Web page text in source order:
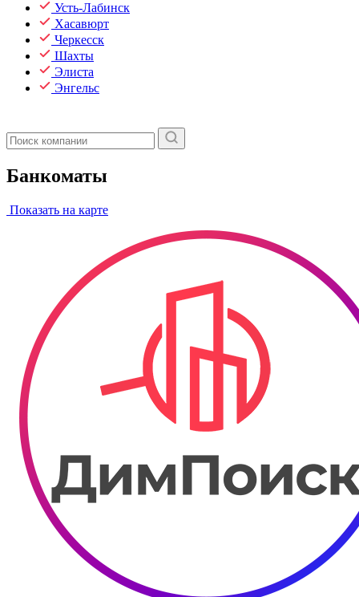
Усть-Лабинск
Хасавюрт
Черкесск
Шахты
Элиста
Энгельс
Банкоматы
Показать на карте